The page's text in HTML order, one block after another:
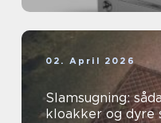
02. April 2026
Slamsugning:
kloakker og dyre